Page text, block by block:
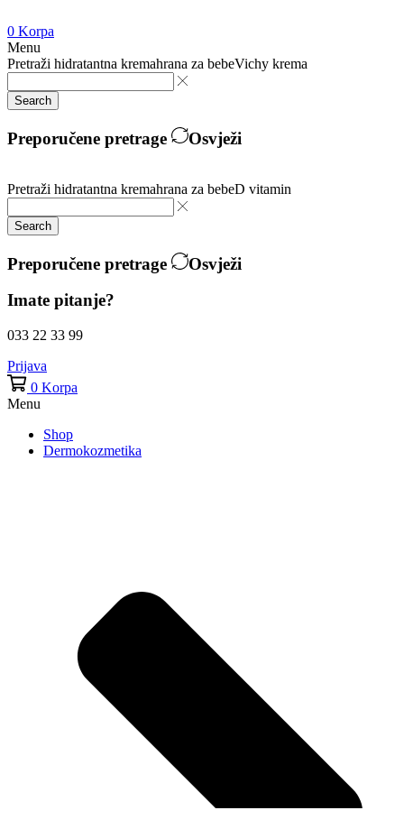
0 Korpa
Menu
Pretraži hidratantna kremahrana za bebeVichy krema
Search
Preporučene pretrage Osvježi
Pretraži hidratantna kremahrana za bebeD vitamin
Search
Preporučene pretrage
Osvježi
Imate pitanje?
033 22 33 99
Prijava
0 Korpa
Menu
Shop
Dermokozmetika